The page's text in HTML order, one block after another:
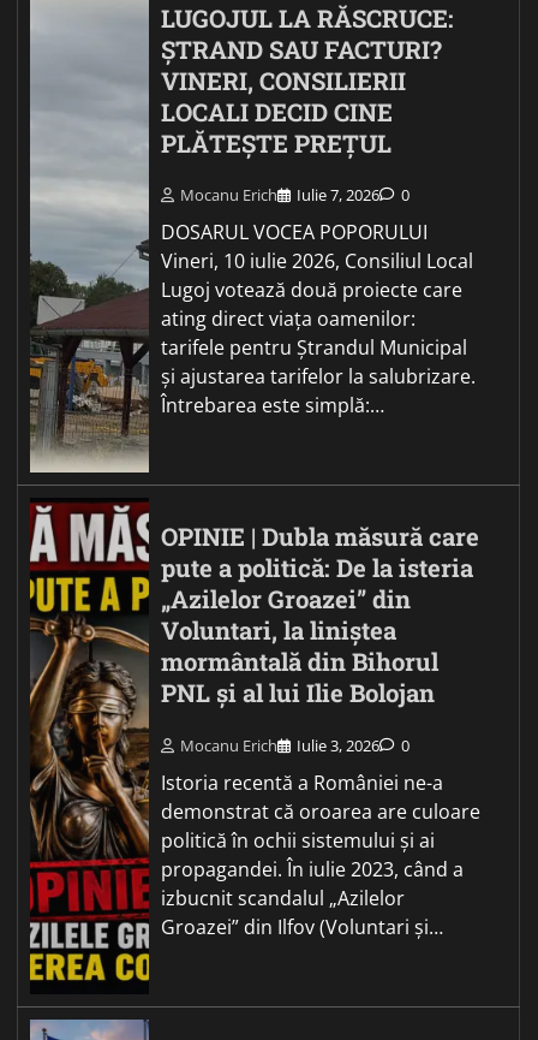
LUGOJUL LA RĂSCRUCE:
ȘTRAND SAU FACTURI?
VINERI, CONSILIERII
LOCALI DECID CINE
PLĂTEȘTE PREȚUL
Mocanu Erich Iulie 7, 2026 0
DOSARUL VOCEA POPORULUI
Vineri, 10 iulie 2026, Consiliul Local
Lugoj votează două proiecte care
ating direct viața oamenilor:
tarifele pentru Ștrandul Municipal
și ajustarea tarifelor la salubrizare.
Întrebarea este simplă:…
OPINIE | Dubla măsură care
pute a politică: De la isteria
„Azilelor Groazei” din
Voluntari, la liniștea
mormântală din Bihorul
PNL și al lui Ilie Bolojan
Mocanu Erich Iulie 3, 2026 0
Istoria recentă a României ne-a
demonstrat că oroarea are culoare
politică în ochii sistemului și ai
propagandei. În iulie 2023, când a
izbucnit scandalul „Azilelor
Groazei” din Ilfov (Voluntari și…